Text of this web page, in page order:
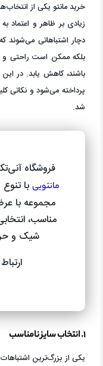
خرید مانتو یکی از
زیادی بر ظاهر و اعتماد
دچار اشتباهاتی می‌شوند
بلکه ممکن است راحتی و
باشند، کاهش یابد. در این
پرداخته می‌شود و نکاتی
شد.
فروشگاه
مانتویی با
مجموعه با
مناسب،
شیک و
ارتباط باما:
۱. انتخاب سایز نامناسب
یکی از بزرگ‌ترین